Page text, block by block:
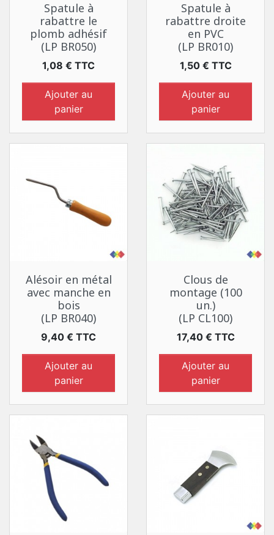
Spatule à
rabattre le
plomb adhésif
(LP BR050)
Prix
1,08 € TTC
Ajouter au
panier
Spatule à
rabattre droite
en PVC
(LP BR010)
Prix
1,50 € TTC
Ajouter au
panier
Alésoir en métal
avec manche en
bois
(LP BR040)
Prix
9,40 € TTC
Ajouter au
panier
Clous de
montage (100
un.)
(LP CL100)
Prix
17,40 € TTC
Ajouter au
panier